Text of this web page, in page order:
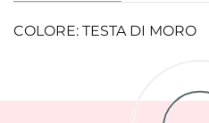
COLORE: TESTA DI MORO